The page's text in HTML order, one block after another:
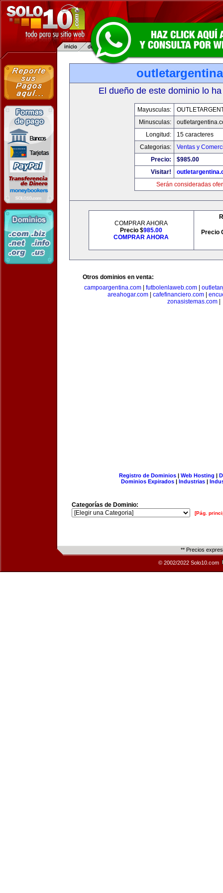
El dueño de este dominio lo
Mayusculas:
Minusculas:
Longitud:
15 caracteres
Categorias:
Ventas y
Precio:
$985.00
Visitar!
Serán consideradas
COMPRAR AHORA
Precio $985.00
COMPRAR AHORA
Precio
Otros dominios en venta:
campoargentina.com| futbolenlaweb.com|
areahogar.com| cafefinanciero.com|
zonasistemas.com|
Registro de Dominios| Web Hosting |
Dominios Expirados | Industrias |
Categorías de Dominio:
[Pág.
** Precios
© 2002/2022 Solo10.com